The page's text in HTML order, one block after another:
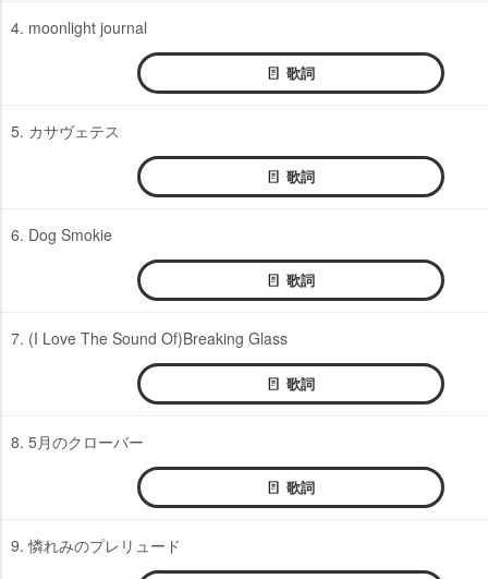
4. moonlight journal
歌詞
5. カサヴェテス
歌詞
6. Dog Smokie
歌詞
7. (I Love The Sound Of)Breaking Glass
歌詞
8. 5月のクローバー
歌詞
9. 憐れみのプレリュード